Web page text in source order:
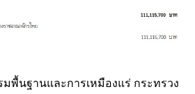
พื้นฐานและการเหมืองแร่ กระทรวง